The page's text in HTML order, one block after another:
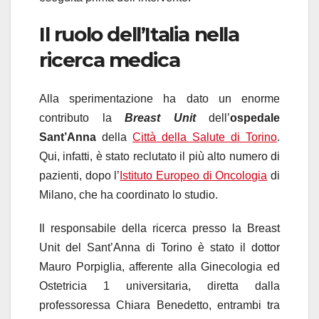
Il ruolo dell’Italia nella
ricerca medica
Alla sperimentazione ha dato un enorme
contributo la Breast Unit dell’ospedale
Sant’Anna della Città della Salute di Torino.
Qui, infatti, è stato reclutato il più alto numero di
pazienti, dopo l’ Istituto Europeo di Oncologia di
Milano, che ha coordinato lo studio.
Il responsabile della ricerca presso la Breast
Unit del Sant’Anna di Torino è stato il dottor
Mauro Porpiglia, afferente alla Ginecologia ed
Ostetricia 1 universitaria, diretta dalla
professoressa Chiara Benedetto, entrambi tra